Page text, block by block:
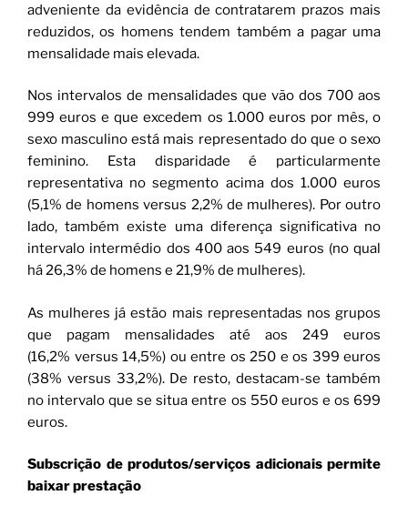
adveniente da evidência de contratarem prazos mais
reduzidos, os homens tendem também a pagar uma
mensalidade mais elevada.
Nos intervalos de mensalidades que vão dos 700 aos
999 euros e que excedem os 1.000 euros por mês, o
sexo masculino está mais representado do que o sexo
feminino. Esta disparidade é particularmente
representativa no segmento acima dos 1.000 euros
(5,1% de homens versus 2,2% de mulheres). Por outro
lado, também existe uma diferença significativa no
intervalo intermédio dos 400 aos 549 euros (no qual
há 26,3% de homens e 21,9% de mulheres).
As mulheres já estão mais representadas nos grupos
que pagam mensalidades até aos 249 euros
(16,2% versus 14,5%) ou entre os 250 e os 399 euros
(38% versus 33,2%). De resto, destacam-se também
no intervalo que se situa entre os 550 euros e os 699
euros.
Subscrição de produtos/serviços adicionais permite
baixar prestação